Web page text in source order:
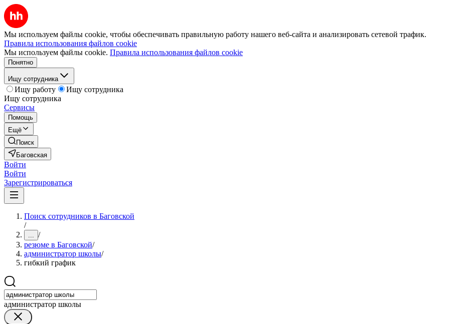
Мы используем файлы cookie, чтобы обеспечивать правильную работу нашего веб-сайта и анализировать сетевой трафик.
Правила использования файлов cookie
Мы используем файлы cookie. Правила использования файлов cookie
Понятно
Ищу сотрудника
Ищу работу
Ищу сотрудника
Ищу сотрудника
Сервисы
Помощь
Ещё
Поиск
Баговская
Войти
Войти
Зарегистрироваться
Поиск сотрудников в Баговской
/
... /
резюме в Баговской/
администратор школы/
гибкий график
администратор школы